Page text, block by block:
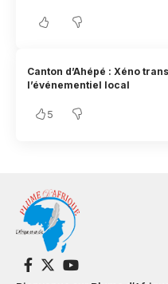
Canton d’Ahépé : Xéno
l’événementiel local
5